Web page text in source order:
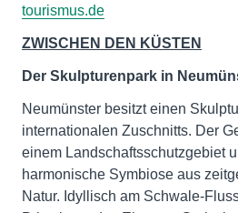
tourismus.de
ZWISCHEN DEN KÜSTEN
Der Skulpturenpark in
Neumünster besitzt einen
internationalen Zuschnitts. Der
einem Landschaftsschutzgebiet
harmonische Symbiose aus
Natur. Idyllisch am Schwale-